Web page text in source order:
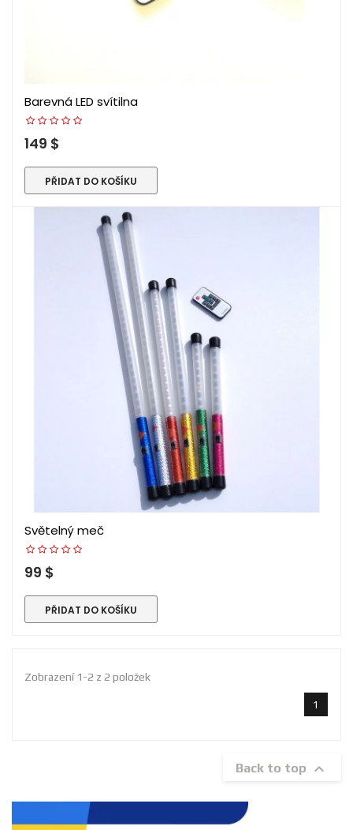
Barevná LED svítilna
149 $
PŘIDAT DO KOŠÍKU
Světelný meč
99 $
PŘIDAT DO KOŠÍKU
Zobrazení 1-2 z 2 položek
1
Back to top 